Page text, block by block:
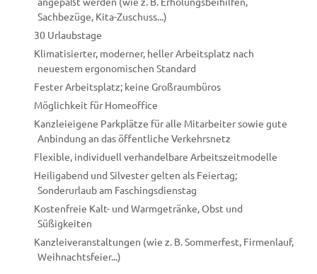
Sachbezüge, Kita-Zuschuss...)
30 Urlaubstage
Klimatisierter, moderner, heller Arbeitsplatz nach
neuestem ergonomischen Standard
Fester Arbeitsplatz; keine Großraumbüros
Möglichkeit für Homeoffice
Kanzleieigene Parkplätze für alle Mitarbeiter sowie gute
Anbindung an das öffentliche Verkehrsnetz
Flexible, individuell verhandelbare Arbeitszeitmodelle
Heiligabend und Silvester gelten als Feiertag;
Sonderurlaub am Faschings­dienstag
Kostenfreie Kalt- und Warmgetränke, Obst und
Süßigkeiten
Kanzleiveranstaltungen (wie z. B. Sommerfest, Firmenlauf,
Weihnachtsfeier...)